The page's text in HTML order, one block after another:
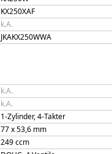
KX250XAF
k.A.
JKAKX250WWA
k.A.
k.A.
1-Zylinder, 4-Takter
77x53,6 mm
249ccm